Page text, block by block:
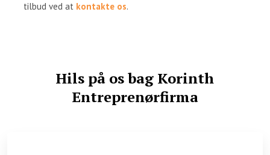
tilbud ved at kontakte os.​
​Hils på os bag Korinth
Entreprenørfirma